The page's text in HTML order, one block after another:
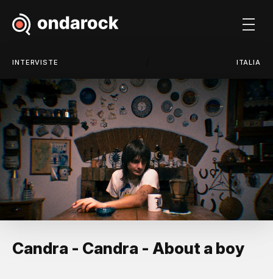
INTERVISTE ITALIA
Candra - Candra - About a boy